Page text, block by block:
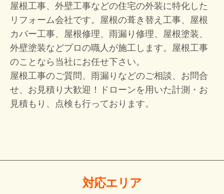
屋根工事、外壁工事などの住宅の外装に特化した
リフォーム会社です。屋根の葺き替え工事、屋根
カバー工事、屋根修理、雨漏り修理、屋根塗装、
外壁塗装などプロの職人が施工します。屋根工事
のことなら当社にお任せ下さい。
屋根工事のご質問、雨漏りなどのご相談、お問合
せ、お見積り大歓迎！
ドローンを用いた計測・お
見積もり、点検も行っております。
対応エリア